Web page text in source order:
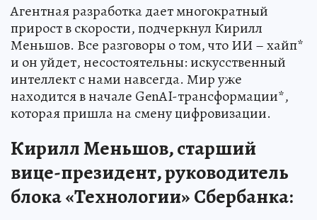
Агентная разработка дает многократный
прирост в скорости, подчеркнул Кирилл
Меньшов. Все разговоры о том, что ИИ – хайп*
и он уйдет, несостоятельны: искусственный
интеллект с нами навсегда. Мир уже
находится в начале GenAI-трансформации*,
которая пришла на смену цифровизации.
Кирилл Меньшов, старший
вице-президент, руководитель
блока «Технологии» Сбербанка: